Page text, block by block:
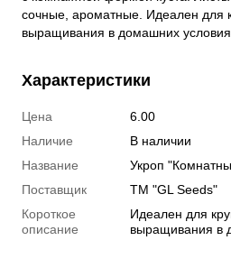
сочные, ароматные. Идеален для
выращивания в домашних
Характеристики
Цена
6.00
Наличие
В наличии
Название
Укроп
Поставщик
ТМ "GL Seeds"
Короткое
описание
Идеален для
выращивания в